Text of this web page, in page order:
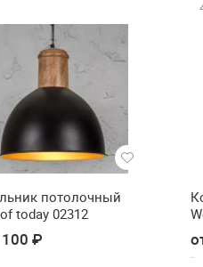
потолочный
today 02312
₽